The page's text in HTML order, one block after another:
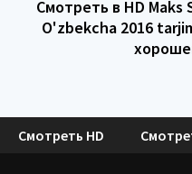
Смотреть в HD
O'zbekcha 2016
Смотреть HD